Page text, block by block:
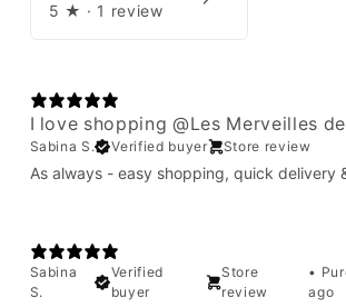
5 ★ · 1 review
I love shopping @Les Merveilles
Sabina S. Verified buyer Store review
As always - easy shopping, quick delivery
Sabina
S.
Verified
buyer
Store
review
•
ago